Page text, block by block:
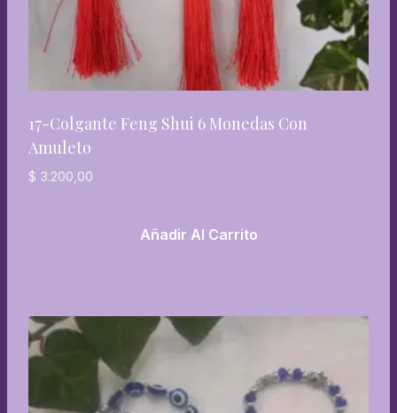
17-Colgante Feng Shui 6 Monedas Con
Amuleto
$ 3.200,00
Añadir Al Carrito